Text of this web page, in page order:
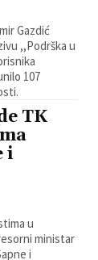
Gazdić
,,Podrška u
107
TK
i
u
ministar
i